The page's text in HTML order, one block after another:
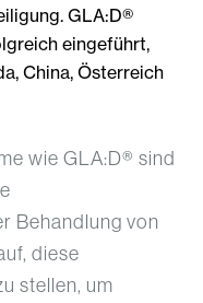
GLA:D®
eingeführt,
China, Österreich
wie GLA:D® sind
Behandlung von
diese
stellen, um